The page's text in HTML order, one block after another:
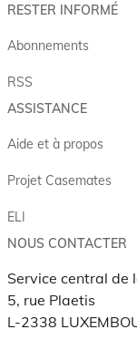
RESTER INFORMÉ
Abonnements
RSS
ASSISTANCE
Aide et à propos
Projet Casemates
ELI
NOUS CONTACTER
Service central de
5, rue Plaetis
L-2338